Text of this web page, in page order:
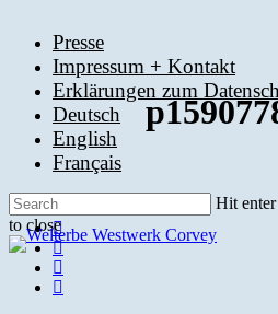
content
Presse
Impressum + Kontakt
Erklärungen zum
Deutsch
English
Français
Hit
to close
Close
Search
facebook
youtube
instagram
email